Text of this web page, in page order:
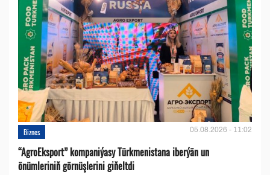
Biznes 05.08.2026 - 11:02
“AgroEksport” kompaniýasy Türkmenistana iberýän un
önümleriniň görnüşlerini giňeltdi